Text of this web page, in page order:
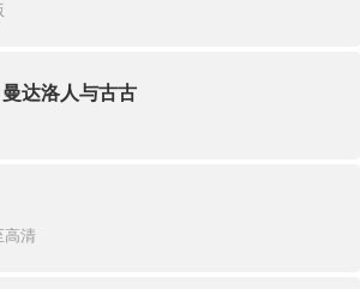
达洛人与古古
高清